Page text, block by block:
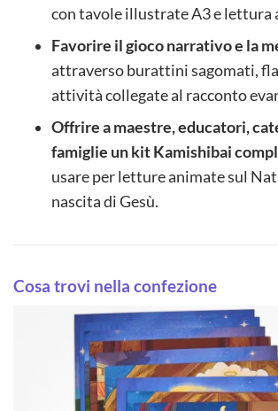
con tavole illustrate A3 e lettura
Favorire il gioco narrativo e la
attraverso burattini sagomati,
attività collegate al racconto
Offrire a maestre, educatori,
famiglie un kit Kamishibai
usare per letture animate sul
nascita di Gesù.
Cosa trovi nella confezione